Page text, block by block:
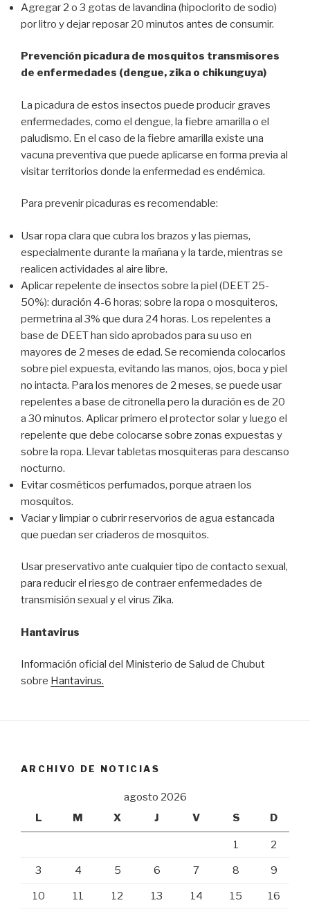
Agregar 2 o 3 gotas de lavandina (hipoclorito de sodio)
por litro y dejar reposar 20 minutos antes de consumir.
Prevención picadura de mosquitos transmisores
de enfermedades (dengue, zika o chikunguya)
La picadura de estos insectos puede producir graves
enfermedades, como el dengue, la fiebre amarilla o el
paludismo. En el caso de la fiebre amarilla existe una
vacuna preventiva que puede aplicarse en forma previa al
visitar territorios donde la enfermedad es endémica.
Para prevenir picaduras es recomendable:
Usar ropa clara que cubra los brazos y las piernas,
especialmente durante la mañana y la tarde, mientras se
realicen actividades al aire libre.
Aplicar repelente de insectos sobre la piel (DEET 25-
50%): duración 4-6 horas; sobre la ropa o mosquiteros,
permetrina al 3% que dura 24 horas. Los repelentes a
base de DEET han sido aprobados para su uso en
mayores de 2 meses de edad. Se recomienda colocarlos
sobre piel expuesta, evitando las manos, ojos, boca y piel
no intacta. Para los menores de 2 meses, se puede usar
repelentes a base de citronella pero la duración es de 20
a 30 minutos. Aplicar primero el protector solar y luego el
repelente que debe colocarse sobre zonas expuestas y
sobre la ropa. Llevar tabletas mosquiteras para descanso
nocturno.
Evitar cosméticos perfumados, porque atraen los
mosquitos.
Vaciar y limpiar o cubrir reservorios de agua estancada
que puedan ser criaderos de mosquitos.
Usar preservativo ante cualquier tipo de contacto sexual,
para reducir el riesgo de contraer enfermedades de
transmisión sexual y el virus Zika.
Hantavirus
Información oficial del Ministerio de Salud de Chubut
sobre Hantavirus.
ARCHIVO DE NOTICIAS
agosto 2026
L
M X J V S D
1 2
3 4 5 6 7 8 9
10 11 12 13 14 15 16